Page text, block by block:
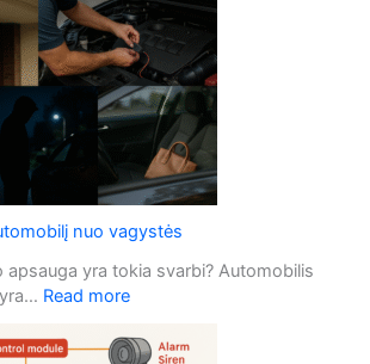
t
o
m
o
b
i
i
r
a
k
o
nuo vagystės
apsauga yra tokia svarbi? Automobilis
Read more:
a